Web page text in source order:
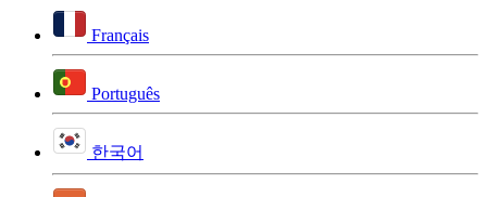
Français
Português
한국어